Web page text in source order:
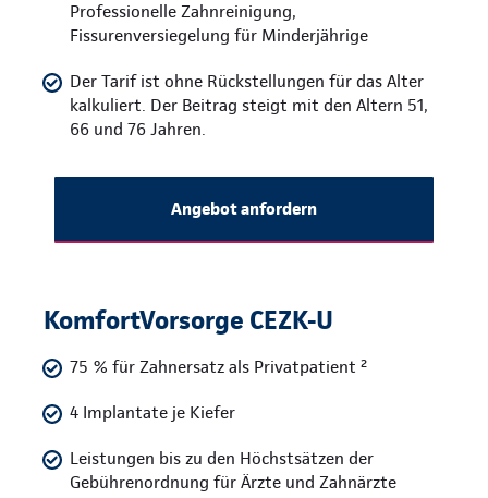
Professionelle Zahnreinigung,
Fissurenversiegelung für Minderjährige
Der Tarif ist ohne Rückstellungen für das Alter
kalkuliert. Der Beitrag steigt mit den Altern 51,
66 und 76 Jahren.
Angebot anfordern
KomfortVorsorge CEZK-U
75 % für Zahnersatz als Privatpatient ²
4 Implantate je Kiefer
Leistungen bis zu den Höchstsätzen der
Gebührenordnung für Ärzte und Zahnärzte